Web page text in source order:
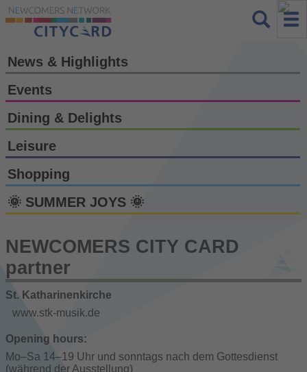
News & Highlights
Events
Dining & Delights
Leisure
Shopping
🌞 SUMMER JOYS 🌞
NEWCOMERS CITY CARD
partner
St. Katharinenkirche
www.stk-musik.de
Opening hours:
Mo–Sa 14–19 Uhr und sonntags nach dem Gottesdienst
(während der Ausstellung)